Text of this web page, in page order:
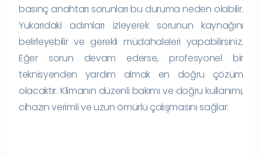
basınç anahtarı sorunları bu duruma neden olabilir.
Yukarıdaki adımları izleyerek sorunun kaynağını
belirleyebilir ve gerekli müdahaleleri yapabilirsiniz.
Eğer sorun devam ederse, profesyonel bir
teknisyenden yardım almak en doğru çözüm
olacaktır. Klimanın düzenli bakımı ve doğru kullanımı,
cihazın verimli ve uzun ömürlü çalışmasını sağlar.